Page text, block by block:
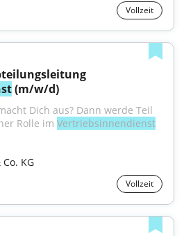
Vollzeit
(m/w/d)
Dich aus? Dann werde Teil
Rolle im Vertriebsinnendienst
KG
Vollzeit